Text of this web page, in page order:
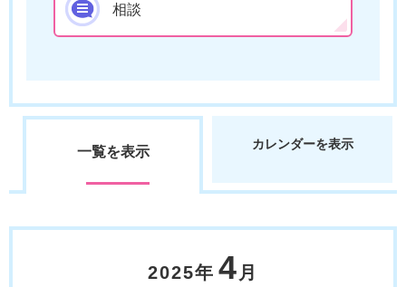
相談
一覧を表示 カレンダーを表示
2025年 4 月